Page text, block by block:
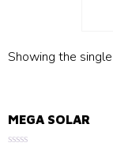
Showing the
MEGA SOLAR